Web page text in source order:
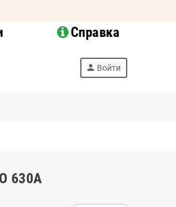
Справка
person Войти
630А